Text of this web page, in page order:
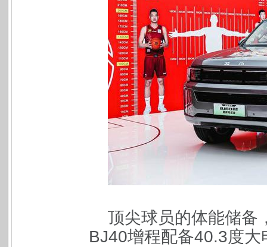
顶尖球员的体能储备
BJ40增程配备40.3度